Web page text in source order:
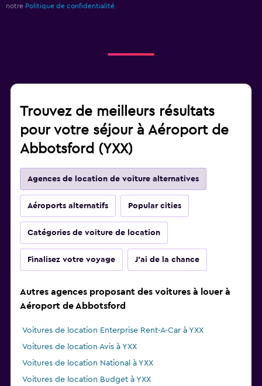
notre Politique de confidentialité.
Trouvez de meilleurs résultats
pour votre séjour à Aéroport de
Abbotsford (YXX)
Agences de location de voiture alternatives
Aéroports alternatifs Popular cities
Catégories de voiture de location
Finalisez votre voyage J'ai de la chance
Autres agences proposant des voitures à louer à
Aéroport de Abbotsford
Voitures de location Enterprise Rent-A-Car à YXX
Voitures de location Avis à YXX
Voitures de location National à YXX
Voitures de location Budget à YXX